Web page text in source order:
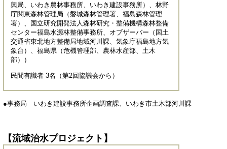
興局、いわき農林事務所、いわき建設事務所）、林野
庁関東森林管理局（磐城森林管理署、福島森林管理
署）、国立研究開発法人森林研究・整備機構森林整備
センター福島水源林整備事務所、オブザーバー（国土
交通省東北地方整備局地域河川課、気象庁福島地方気
象台）、福島県（危機管理部、農林水産部、土木
部））
民間有識者 3名（第2回協議会から）
●事務局 いわき建設事務所企画調査課、いわき市土木部河川課
【流域治水プロジェクト】